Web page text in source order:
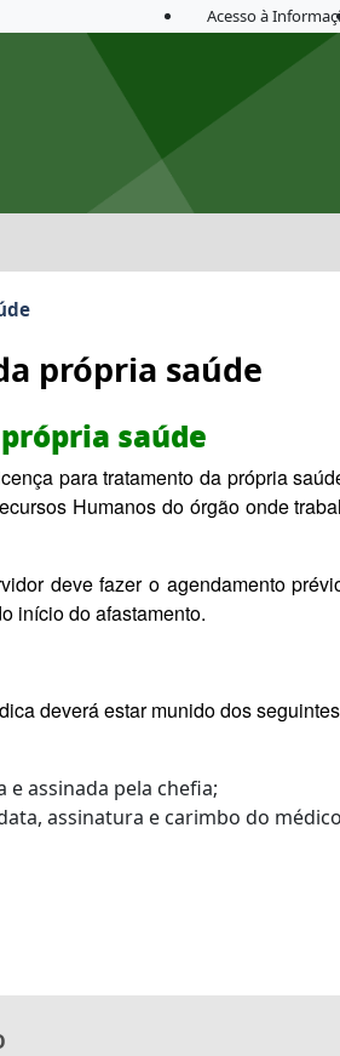
Acesso à
própria saúde
saúde
para tratamento da própria
Humanos do órgão onde
deve fazer o agendamento
início do afastamento.
deverá estar munido dos
e assinada pela chefia;
assinatura e carimbo do